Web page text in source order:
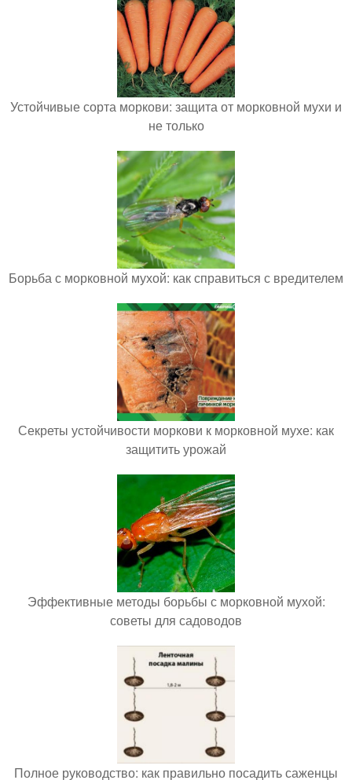
Устойчивые сорта моркови: защита от морковной мухи и
не только
Борьба с морковной мухой: как справиться с вредителем
Секреты устойчивости моркови к морковной мухе: как
защитить урожай
Эффективные методы борьбы с морковной мухой:
советы для садоводов
Полное руководство: как правильно посадить саженцы